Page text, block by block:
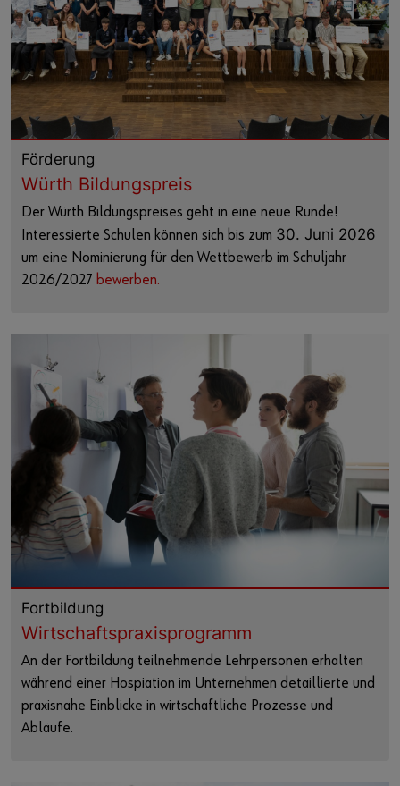
Förderung
Würth Bildungspreis
Der Würth Bildungspreises geht in eine neue Runde!
Interessierte Schulen können sich bis zum 30. Juni 2026
um eine Nominierung für den Wettbewerb im Schuljahr
2026/2027 bewerben.
Fortbildung
Wirtschaftspraxisprogramm
An der Fortbildung teilnehmende Lehrpersonen erhalten
während einer Hospiation im Unternehmen detaillierte und
praxisnahe Einblicke in wirtschaftliche Prozesse und
Abläufe.